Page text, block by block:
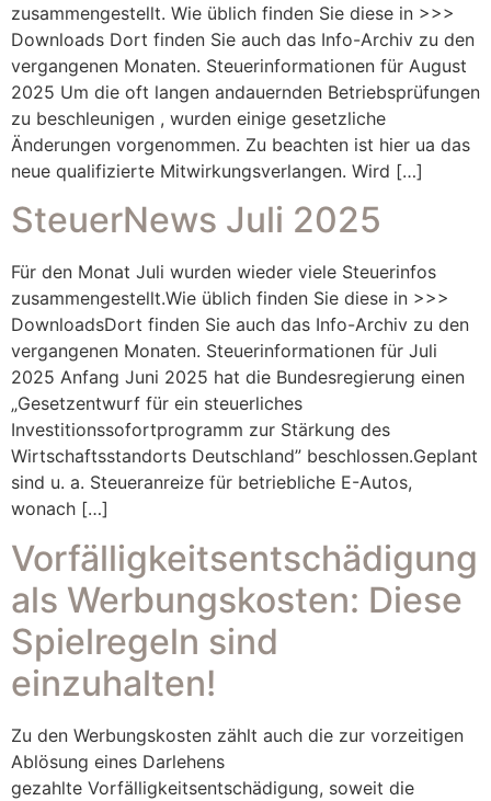
zusammengestellt. Wie üblich finden Sie diese in >>>
Downloads Dort finden Sie auch das Info-Archiv zu den
vergangenen Monaten. Steuerinformationen für August
2025 Um die oft langen andauernden Betriebsprüfungen
zu beschleunigen , wurden einige gesetzliche
Änderungen vorgenommen. Zu beachten ist hier ua das
neue qualifizierte Mitwirkungsverlangen. Wird […]
SteuerNews Juli 2025
Für den Monat Juli wurden wieder viele Steuerinfos
zusammengestellt.Wie üblich finden Sie diese in >>>
DownloadsDort finden Sie auch das Info-Archiv zu den
vergangenen Monaten. Steuerinformationen für Juli
2025 Anfang Juni 2025 hat die Bundesregierung einen
„Gesetzentwurf für ein steuerliches
Investitionssofortprogramm zur Stärkung des
Wirtschaftsstandorts Deutschland” beschlossen.Geplant
sind u. a. Steueranreize für betriebliche E-Autos,
wonach […]
Vorfälligkeitsentschädigung
als Werbungskosten: Diese
Spielregeln sind
einzuhalten!
Zu den Werbungskosten zählt auch die zur vorzeitigen
Ablösung eines Darlehens
gezahlte Vorfälligkeitsentschädigung, soweit die